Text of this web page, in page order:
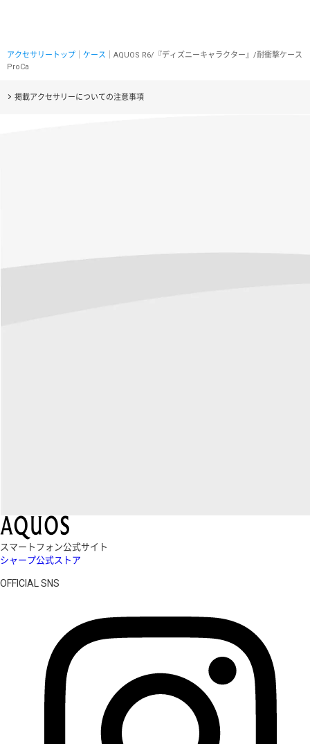
アクセサリートップ ケース ｜AQUOS R6/『ディズニーキャラクター』/耐衝撃ケース
ProCa
掲載アクセサリーについての注意事項
スマートフォン公式サイト
シャープ公式ストア
OFFICIAL SNS